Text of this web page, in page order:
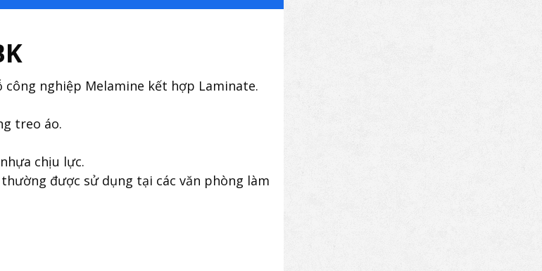
nghiệp Melamine kết hợp Laminate.
treo áo.
chịu lực.
được sử dụng tại các văn phòng làm